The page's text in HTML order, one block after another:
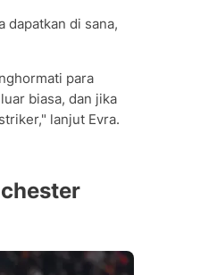
dapatkan di sana,
para
biasa, dan jika
lanjut Evra.